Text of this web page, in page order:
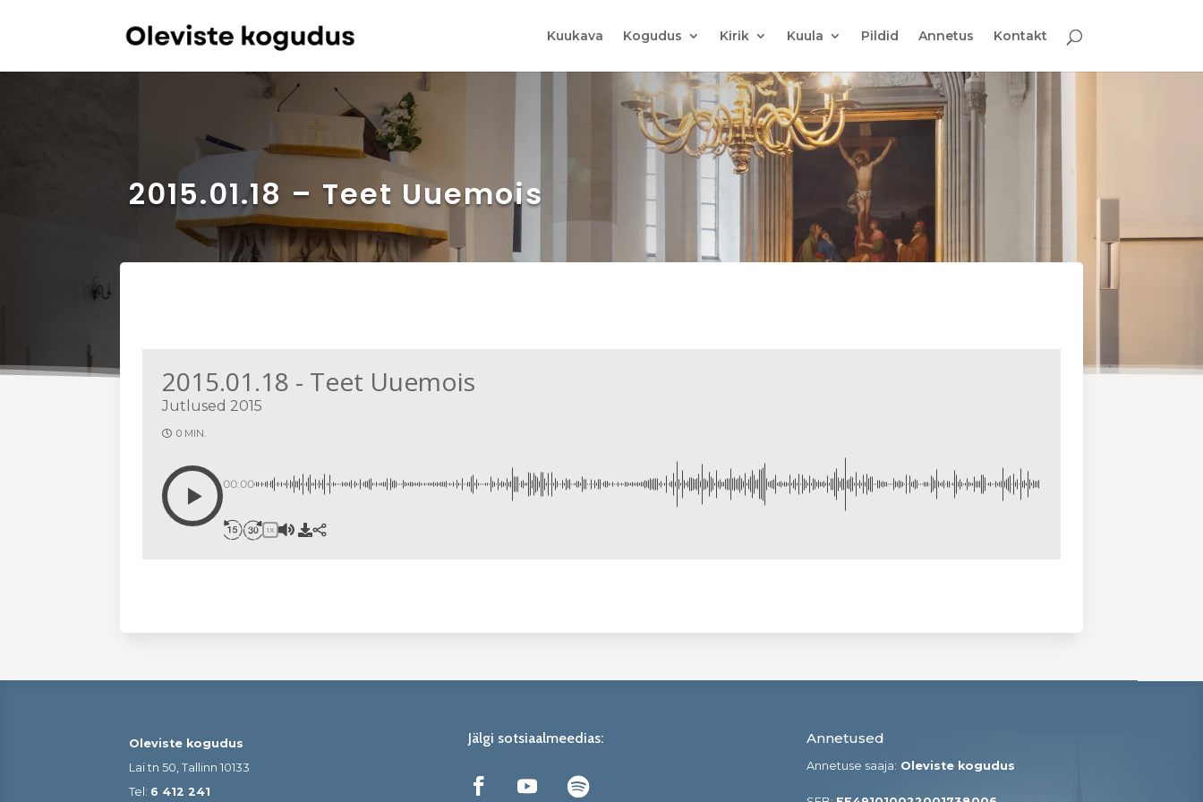
Kuukava Kogudus Kirik Kuula Pildid Annetus Kontakt
2015.01.18 – Teet Uuemois
2015.01.18 - Teet Uuemois
Jutlused 2015
0 MIN.
00:00
1X
Oleviste kogudus
Lai tn 50, Tallinn 10133
Tel: 6 412 241
Jälgi sotsiaalmeedias: Annetused
Annetuse saaja: Oleviste kogudus